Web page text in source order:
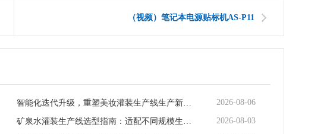
（视频）笔记本电源贴标机AS-P11
智能化迭代升级，重塑美妆灌装生产线生产新范式 2026-08-06
矿泉水灌装生产线选型指南：适配不同规模生产的核心逻辑 2026-08-03